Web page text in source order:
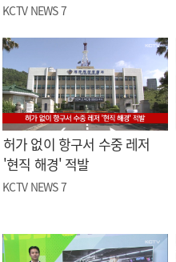
KCTV NEWS 7
허가 없이 항구서 수중 레저
'현직 해경' 적발
KCTV NEWS 7